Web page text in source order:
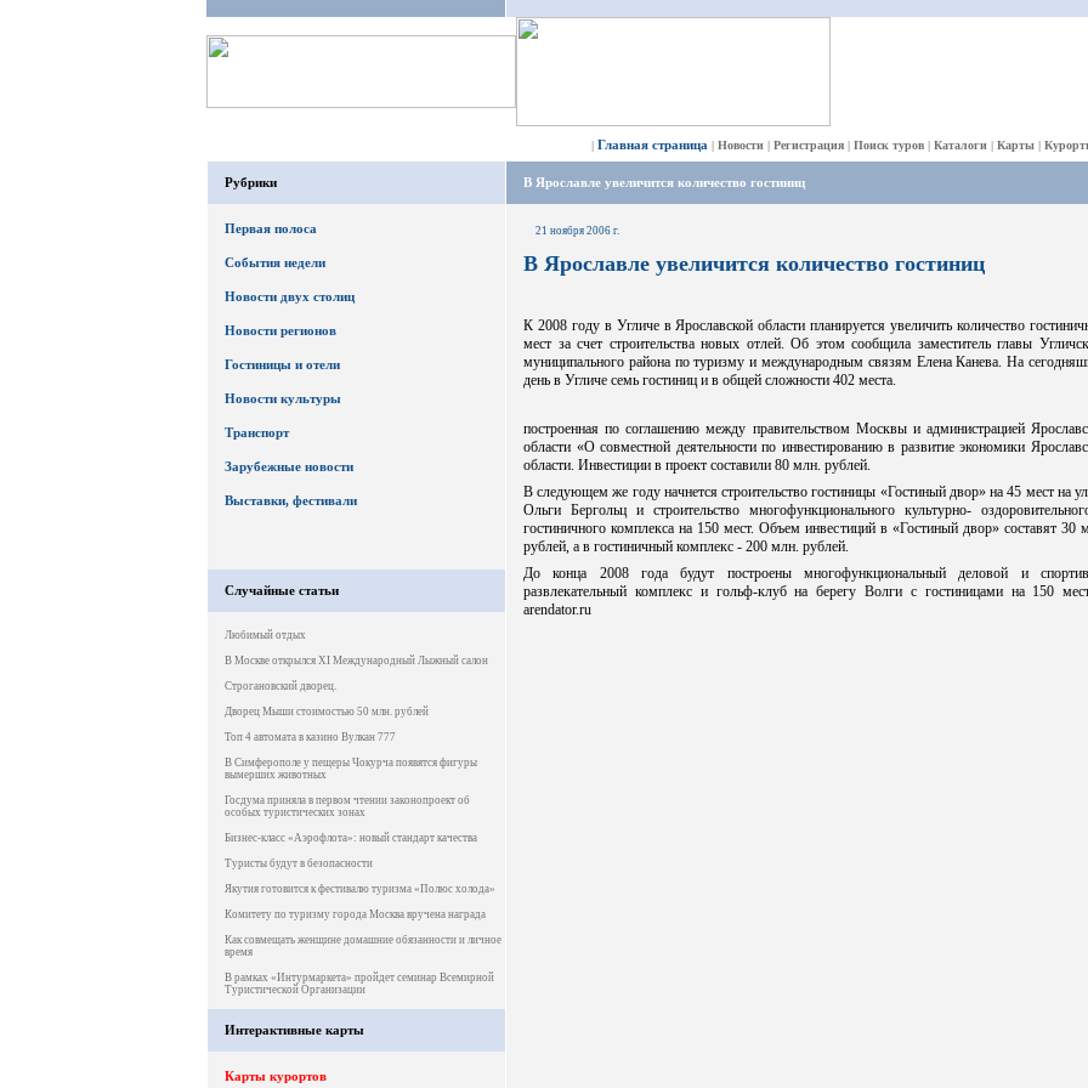
| Главная страница | Новости | Регистрация | Поиск туров | Каталоги | Карты |
Рубрики
Первая полоса
События недели
Новости двух столиц
Новости регионов
Гостиницы и отели
Новости культуры
Транспорт
Зарубежные новости
Выставки, фестивали
Случайные статьи
Любимый отдых
В Москве открылся XI Международный Лыжный салон
Строгановский дворец.
Дворец Мыши стоимостью 50 млн. рублей
Топ 4 автомата в казино Вулкан 777
В Симферополе у пещеры Чокурча появятся фигуры
вымерших животных
Госдума приняла в первом чтении законопроект об
особых туристических зонах
Бизнес-класс «Аэрофлота»: новый стандарт качества
Туристы будут в безопасности
Якутия готовится к фестивалю туризма «Полюс холода»
Комитету по туризму города Москва вручена награда
Как совмещать женщине домашние обязанности и личное
время
В рамках «Интурмаркета» пройдет семинар Всемирной
Туристической Организации
Интерактивные карты
Карты курортов
В Ярославле увеличится количество гостиниц
21 ноября 2006 г.
В Ярославле увеличится количество гостиниц
К 2008 году в Угличе в Ярославской области планируется увеличить количество
мест за счет строительства новых отлей. Об этом сообщила заместитель главы
муниципального района по туризму и международным связям Елена Канева. На
день в Угличе семь гостиниц и в общей сложности 402 места.
построенная по соглашению между правительством Москвы и администрацией
области «О совместной деятельности по инвестированию в развитие экономики
области. Инвестиции в проект составили 80 млн. рублей.
В следующем же году начнется строительство гостиницы «Гостиный двор» на 45 мест на
Ольги Бергольц и строительство многофункционального культурно-
гостиничного комплекса на 150 мест. Объем инвестиций в «Гостиный двор» составят 30
рублей, а в гостиничный комплекс - 200 млн. рублей.
До конца 2008 года будут построены многофункциональный деловой и
развлекательный комплекс и гольф-клуб на берегу Волги с гостиницами на 150
arendator.ru